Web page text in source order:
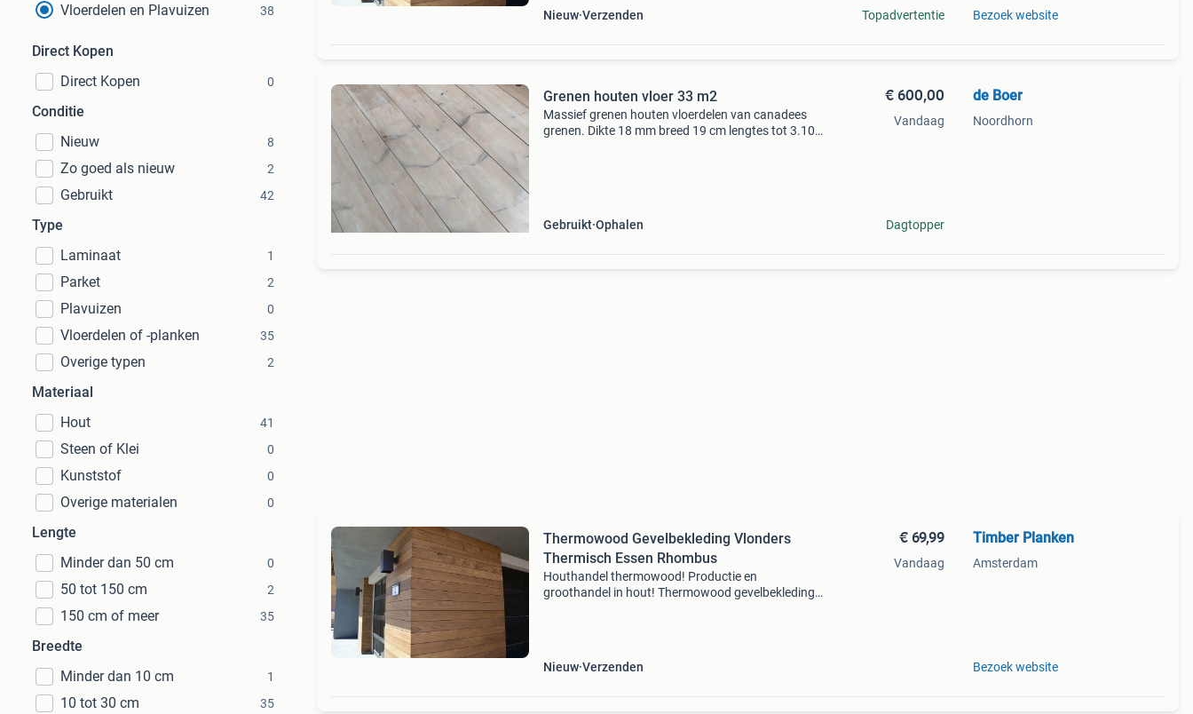
Vloerdelen en Plavuizen
38
Direct Kopen
Direct Kopen
0
Conditie
Nieuw
8
Zo goed als nieuw 2
Gebruikt 42
Type
Laminaat
1
Parket 2
Plavuizen 0
Vloerdelen of -planken 35
Overige typen 2
Materiaal
Hout
41
Steen of Klei 0
Kunststof 0
Overige materialen 0
Lengte
Minder dan 50 cm
0
50 tot 150 cm 2
150 cm of meer 35
Breedte
Minder dan 10 cm
1
10 tot 30 cm 35
Nieuw Verzenden Topadvertentie Bezoek website
Grenen houten vloer 33 m2
Massief grenen houten vloerdelen van canadees
grenen. Dikte 18 mm breed 19 cm lengtes tot 3.10
Gebruikt Ophalen
€ 600,00
Vandaag
Dagtopper
de Boer
Noordhorn
Thermowood Gevelbekleding Vlonders
Thermisch Essen Rhombus
Houthandel thermowood! Productie en
groothandel in hout! Thermowood gevelbekleding,
Nieuw Verzenden
€ 69,99
Vandaag
Timber Planken
Amsterdam
Bezoek website